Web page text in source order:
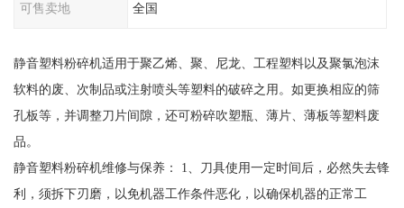
可售卖地 全国
静音塑料粉碎机适用于聚乙烯、聚、尼龙、工程塑料以及聚氯泡沫
软料的废、次制品或注射喷头等塑料的破碎之用。如更换相应的筛
孔板等，并调整刀片间隙，还可粉碎吹塑瓶、薄片、薄板等塑料废
品。
静音塑料粉碎机维修与保养： 1、刀具使用一定时间后，必然失去锋
利，须拆下刃磨，以免机器工作条件恶化，以确保机器的正常工